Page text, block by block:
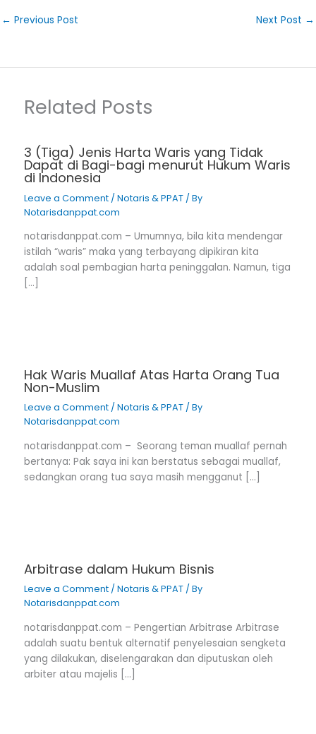
← Previous Post Next Post →
Related Posts
3 (Tiga) Jenis Harta Waris yang Tidak
Dapat di Bagi-bagi menurut Hukum Waris
di Indonesia
Leave a Comment /Notaris & PPAT / By
Notarisdanppat.com
notarisdanppat.com – Umumnya, bila kita mendengar
istilah “waris” maka yang terbayang dipikiran kita
adalah soal pembagian harta peninggalan. Namun, tiga
[…]
Hak Waris Muallaf Atas Harta Orang Tua
Non-Muslim
Leave a Comment /Notaris & PPAT / By
Notarisdanppat.com
notarisdanppat.com – Seorang teman muallaf pernah
bertanya: Pak saya ini kan berstatus sebagai muallaf,
sedangkan orang tua saya masih mengganut […]
Arbitrase dalam Hukum Bisnis
Leave a Comment /Notaris & PPAT / By
Notarisdanppat.com
notarisdanppat.com – Pengertian Arbitrase Arbitrase
adalah suatu bentuk alternatif penyelesaian sengketa
yang dilakukan, diselengarakan dan diputuskan oleh
arbiter atau majelis […]